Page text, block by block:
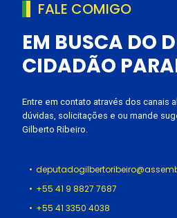
FALE COMIGO
EM BUSCA DO
CIDADÃO
Entre em contato através dos canais
dúvidas, solicitações e ou mande
Gilberto Ribeiro.
+55 41 9 8827 7687
+55 41 3350 4038